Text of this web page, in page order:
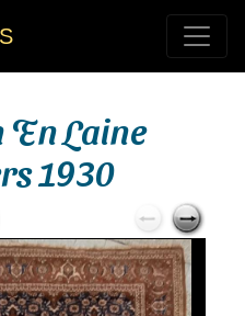
En Laine
1930